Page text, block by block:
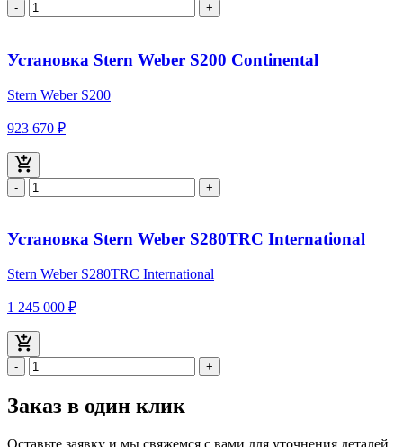
- +
Установка Stern Weber S200 Continental
Stern Weber S200
923 670 ₽
- +
Установка Stern Weber S280TRС International
Stern Weber S280TRС International
1 245 000 ₽
- +
Заказ в один клик
Оставьте заявку и мы свяжемся с вами для уточнения деталей